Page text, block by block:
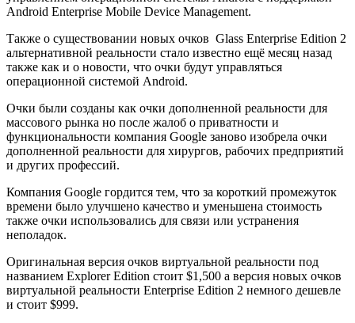
Android Enterprise Mobile Device Management.
Также о существовании новых очков Glass Enterprise Edition 2
альтернативной реальности стало известно ещё месяц назад
также как и о новости, что очки будут управляться
операционной системой Android.
Очки были созданы как очки дополненной реальности для
массового рынка но после жалоб о приватности и
функциональности компания Google заново изобрела очки
дополненной реальности для хирургов, рабочих предприятий
и других профессий.
Компания Google гордится тем, что за короткий промежуток
времени было улучшено качество и уменьшена стоимость
также очки использовались для связи или устранения
неполадок.
Оригинальная версия очков виртуальной реальности под
названием Explorer Edition стоит $1,500 а версия новых очков
виртуальной реальности Enterprise Edition 2 немного дешевле
и стоит $999.